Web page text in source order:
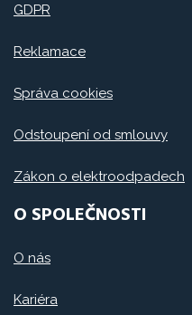
GDPR
Reklamace
Správa cookies
Odstoupení od smlouvy
Zákon o elektroodpadech
O SPOLEČNOSTI
O nás
Kariéra